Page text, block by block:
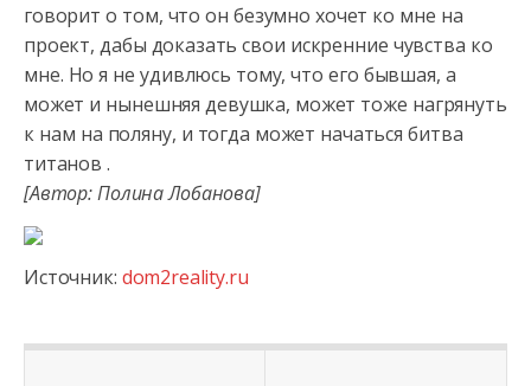
говорит о том, что он безумно хочет ко мне на
проект, дабы доказать свои искренние чувства ко
мне. Но я не удивлюсь тому, что его бывшая, а
может и нынешняя девушка, может тоже нагрянуть
к нам на поляну, и тогда может начаться битва
титанов .
[Автор: Полина Лобанова]
Источник: dom2reality.ru